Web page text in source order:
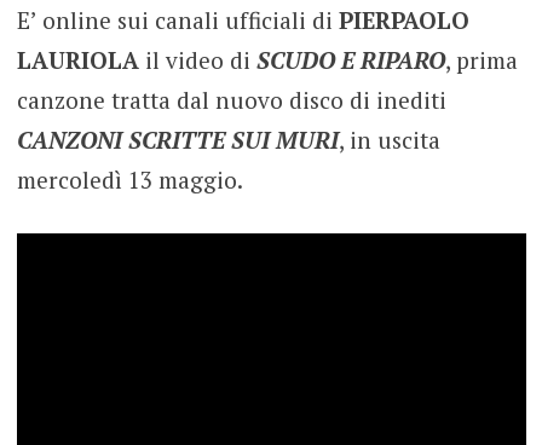
E’ online sui canali ufficiali di PIERPAOLO
LAURIOLA il video di SCUDO E RIPARO, prima
canzone tratta dal nuovo disco di inediti
CANZONI SCRITTE SUI MURI, in uscita
mercoledì 13 maggio.